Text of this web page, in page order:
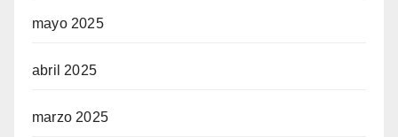
mayo 2025
abril 2025
marzo 2025